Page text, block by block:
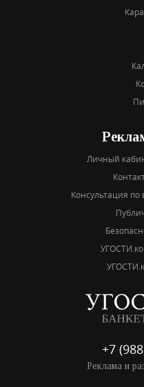
Личный
Консультация
+7
Реклама и